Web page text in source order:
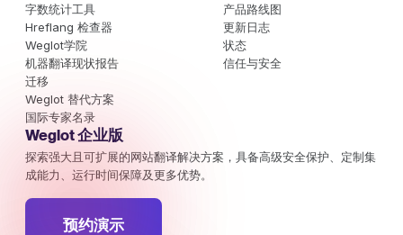
字数统计工具
Hreflang 检查器
Weglot学院
机器翻译现状报告
迁移
Weglot 替代方案
国际专家名录
产品路线图
更新日志
状态
信任与安全
Weglot 企业版
探索强大且可扩展的网站翻译解决方案，具备高级安全保护、定制集
成能力、运行时间保障及更多优势。
预约演示